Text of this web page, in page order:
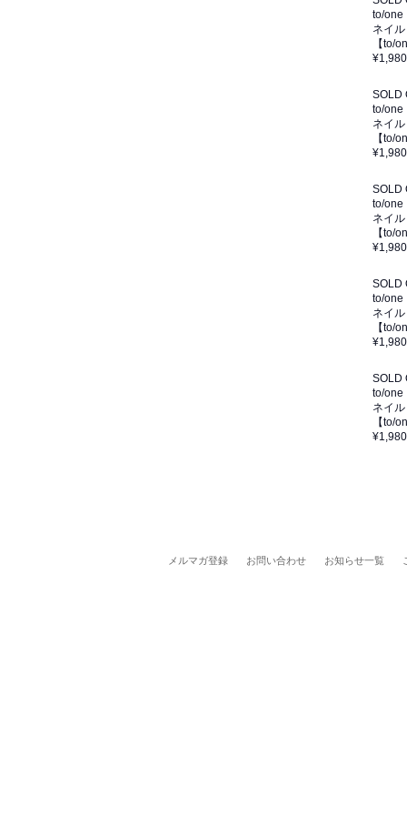
to/one
ネイル
【to/
¥1,980
SOLD
to/one
ネイル
【to/
¥1,980
SOLD
to/one
ネイル
【to/
¥1,980
SOLD
to/one
ネイル
【to/
¥1,980
SOLD
to/one
ネイル
【to/
¥1,980
メルマガ登録 お問い合わせ お知らせ一覧